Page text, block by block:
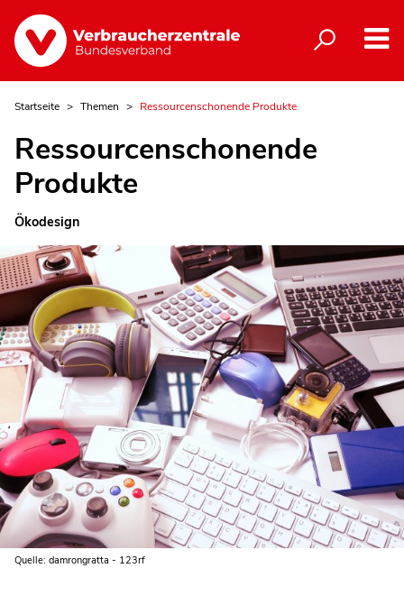
Startseite Themen Ressourcenschonende Produkte
Ressourcenschonende
Produkte
Ökodesign
Quelle: damrongratta - 123rf